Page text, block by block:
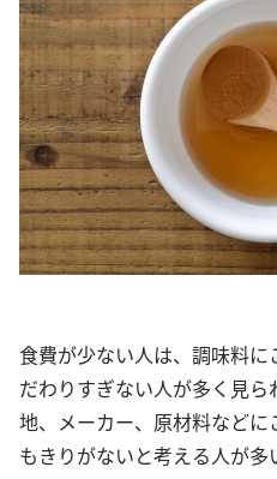
食費が少ない人は、調味料に
だわりすぎない人が多く見
地、メーカー、原材料など
もきりがないと考える人が多